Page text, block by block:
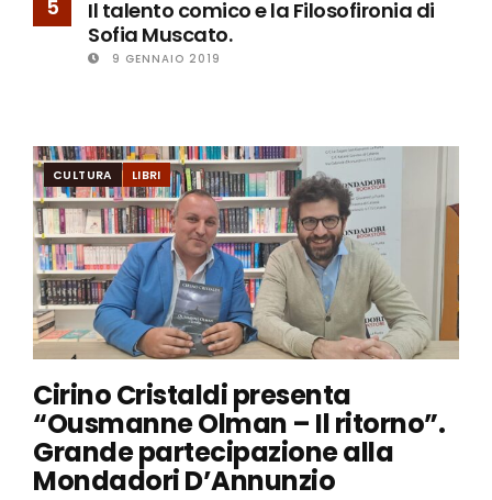
5
Il talento comico e la Filosofironia di
Sofia Muscato.
9 GENNAIO 2019
CULTURA LIBRI
Cirino Cristaldi presenta
“Ousmanne Olman – Il ritorno”.
Grande partecipazione alla
Mondadori D’Annunzio